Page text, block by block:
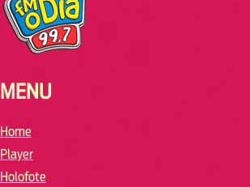
MENU
Home
Player
Holofote